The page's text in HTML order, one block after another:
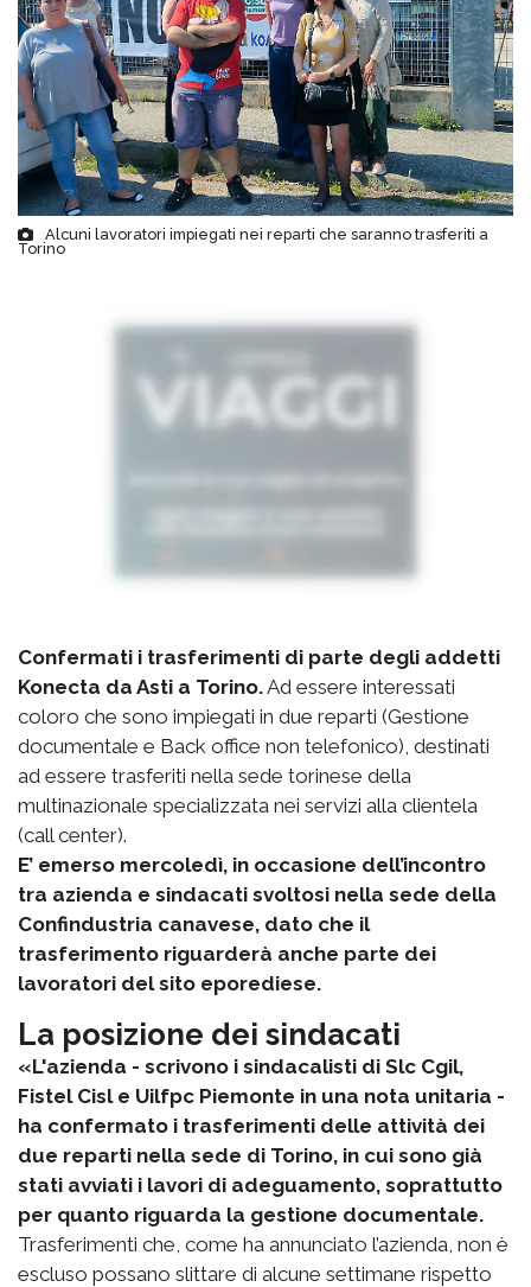
Alcuni lavoratori impiegati nei reparti che saranno trasferiti a
Torino
Confermati i trasferimenti di parte degli addetti
Konecta da Asti a Torino.Ad essere interessati
coloro che sono impiegati in due reparti (Gestione
documentale e Back office non telefonico), destinati
ad essere trasferiti nella sede torinese della
multinazionale specializzata nei servizi alla clientela
(call center).
E’ emerso mercoledì, in occasione dell’incontro
tra azienda e sindacati svoltosi nella sede della
Confindustria canavese, dato che il
trasferimento riguarderà anche parte dei
lavoratori del sito eporediese.
La posizione dei sindacati
«L'azienda - scrivono i sindacalisti di Slc Cgil,
Fistel Cisl e Uilfpc Piemonte in una nota unitaria -
ha confermato i trasferimenti delle attività dei
due reparti nella sede di Torino, in cui sono già
stati avviati i lavori di adeguamento, soprattutto
per quanto riguarda la gestione documentale.
Trasferimenti che, come ha annunciato l’azienda, non è
escluso possano slittare di alcune settimane rispetto